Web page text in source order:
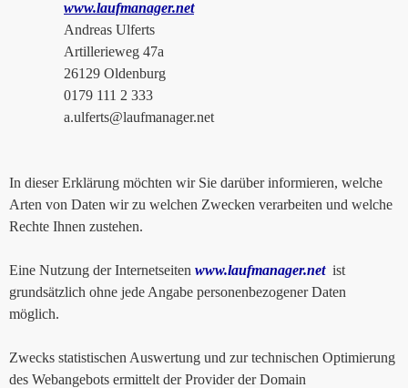
www.laufmanager.net
Andreas Ulferts
Artillerieweg 47a
26129 Oldenburg
0179 111 2 333
a.ulferts@laufmanager.net
In dieser Erklärung möchten wir Sie darüber informieren, welche
Arten von Daten wir zu welchen Zwecken verarbeiten und welche
Rechte Ihnen zustehen.
Eine Nutzung der Internetseiten www.laufmanager.netist
grundsätzlich ohne jede Angabe personenbezogener Daten
möglich.
Zwecks statistischen Auswertung und zur technischen Optimierung
des Webangebots ermittelt der Provider der Domain